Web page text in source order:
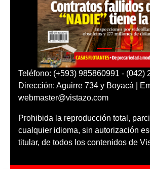
Teléfono: (+593) 985860991 - (042)
Dirección: Aguirre 734 y Boyacá |
webmaster@vistazo.com
Prohibida la reproducción total,
cualquier idioma, sin autorización
titular, de todos los contenidos de